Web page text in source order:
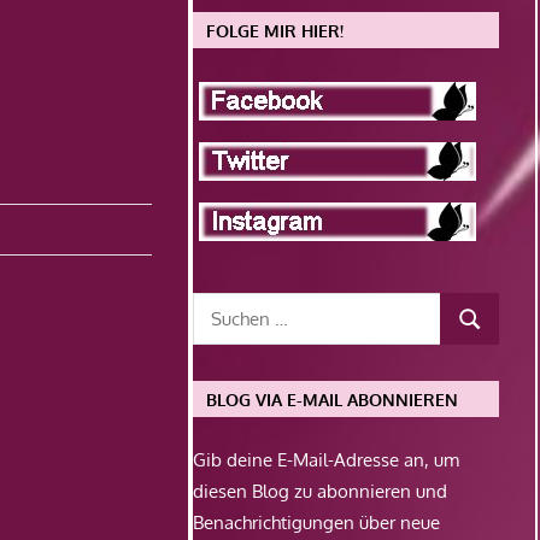
FOLGE MIR HIER!
BLOG VIA E-MAIL ABONNIEREN
Gib deine E-Mail-Adresse an, um
diesen Blog zu abonnieren und
Benachrichtigungen über neue